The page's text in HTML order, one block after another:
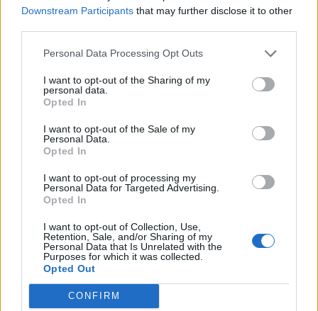
Downstream Participants that may further disclose it to other
Personal Data Processing Opt Outs
I want to opt-out of the Sharing of my
personal data.
Opted In
I want to opt-out of the Sale of my
Personal Data.
Opted In
I want to opt-out of processing my
Personal Data for Targeted Advertising.
Opted In
I want to opt-out of Collection, Use,
Retention, Sale, and/or Sharing of my
Personal Data that Is Unrelated with the
Purposes for which it was collected.
Opted Out
CONFIRM
MEDIA 13.05.2026 15:58
ΕΥΗ ΤΣΟΠΑΝΙΔΟΥ
Eurovision 2026: Γιατί το "Ferto" έπεσε
μετά τον ημιτελικό - Πού βρίσκεται ο
Akylas στα σημερινά στοιχήματα (Εικόνα
& Βίντεο)
Εγγραφή στο newsletter
Αποδέχομαι τους
και την πολιτική απορρήτου
X